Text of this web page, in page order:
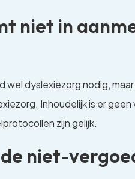
niet in
dyslexiezorg nodig,
Inhoudelijk is er
zijn gelijk.
niet-